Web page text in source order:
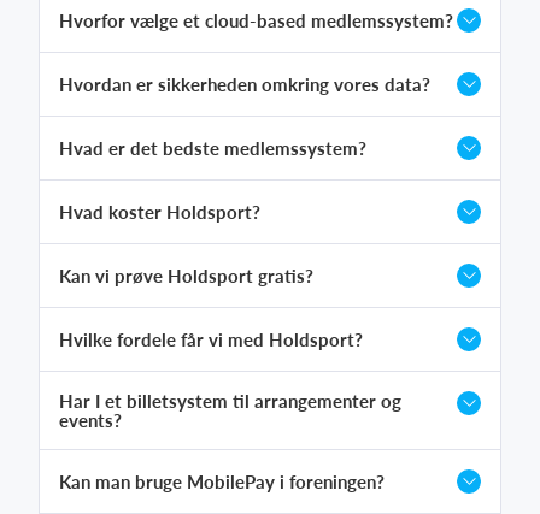
Hvorfor vælge et cloud-based medlemssystem?
Hvordan er sikkerheden omkring vores data?
Hvad er det bedste medlemssystem?
Hvad koster Holdsport?
Kan vi prøve Holdsport gratis?
Hvilke fordele får vi med Holdsport?
Har I et billetsystem til arrangementer og
events?
Kan man bruge MobilePay i foreningen?